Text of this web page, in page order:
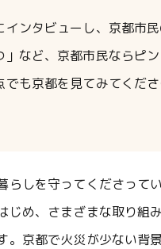
ンタビューし、京都市
など、京都市民ならピ
も京都を見てみてくださ
らしを守ってくださって
じめ、さまざまな取り組
。京都で火災が少ない背